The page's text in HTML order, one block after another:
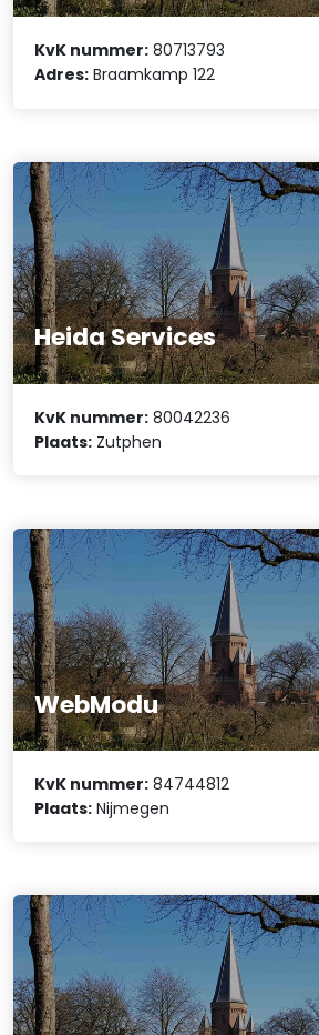
KvK nummer: 80713793
Adres: Braamkamp 122
Heida Services
KvK nummer: 80042236
Plaats: Zutphen
WebModu
KvK nummer: 84744812
Plaats: Nijmegen